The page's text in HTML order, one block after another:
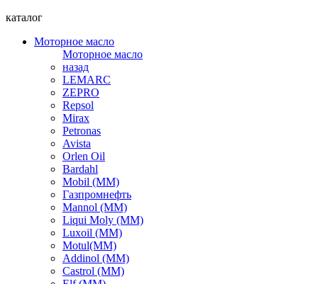
каталог
Моторное масло
Моторное масло
назад
LEMARC
ZEPRO
Repsol
Mirax
Petronas
Avista
Orlen Oil
Bardahl
Mobil (ММ)
Газпромнефть
Mannol (ММ)
Liqui Moly (ММ)
Luxoil (ММ)
Motul(ММ)
Addinol (ММ)
Castrol (ММ)